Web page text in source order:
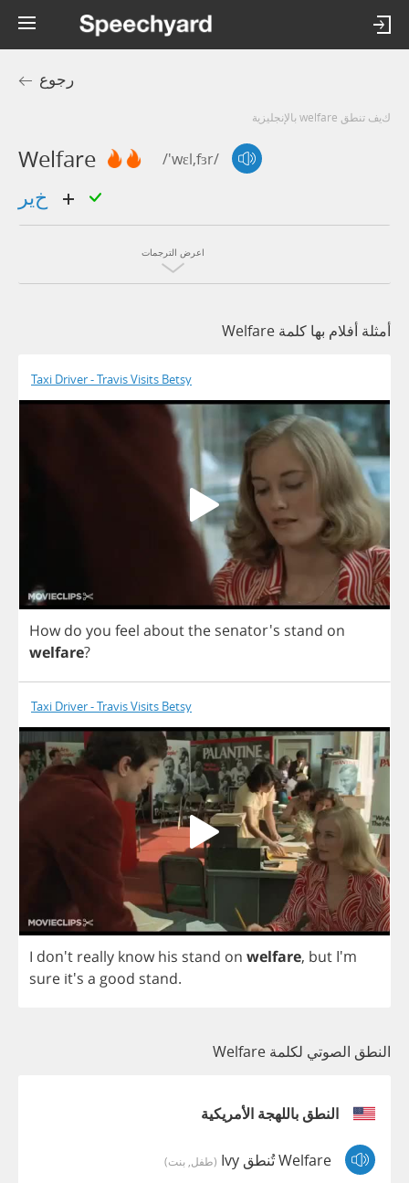
رجوع
كيف تنطق welfare بالإنجليزية
Welfare /'wɛl,fɜr/
اعرض الترجمات
أمثلة أفلام بها كلمة Welfare
Taxi Driver - Travis Visits Betsy
How do you feel aboutthe senator's stand on
welfare?
Taxi Driver - Travis Visits Betsy
I don't really know his stand on welfare, but I'm
sure it's a good stand.
النطق الصوتي لكلمة Welfare
النطق باللهجة الأمريكية
Welfare تُنطق Ivy (طفل, بنت)